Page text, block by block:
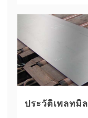
ประวัติเพลทมิล